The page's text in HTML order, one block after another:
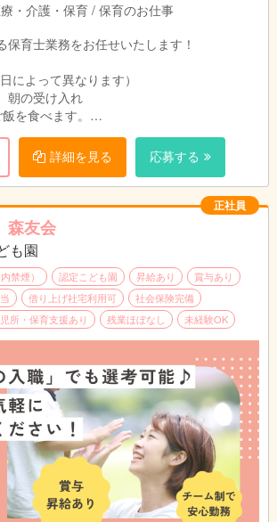
年生大学卒：月給261,710円
年制短大・専門卒：月給255,710円
与詳細：
本給：167,391円～172,791円
遇改善Ⅰ手当：47,697円～47,697円
遇改善Ⅱ手当：5,039円～5,039円
分市加算手当：998円
定残業代15時間分：25,586円～26,186円
定残業代は時間外労働の有無にかかわらず、
間分を支給。超過分は追加支給
記手当に関しては国、行政の事業により変更
場合あり
支給
役職手当：10,500円～31,000円（主任・副主
、フロアリーダー）
勤手当：公共交通機関利用:定期代 自家用
上限16,500円
こども手当：1.2人目は毎月7,500円。3人目以
毎月15,000円（支給条件あり）
家賃手当(借上げ社宅制度適用対象外の場合)上
20,000円
＿＿＿＿＿＿＿＿＿＿＿＿＿＿＿＿＿
ト例：
6:45～15:45
～17:00
9:00～18:00
～19:00
～20:00
曜日出勤：月に2~3度程度
・介護・保育 / 保育のお仕事
保育士業務をお任せいたします！
によって異なります）
朝の受け入れ
を食べます。
膳
渡し
付き）
務OK!（制服等はございません。）
（法人の定める業務）
詳細を見る 応募する
正社員
友会
も園
禁煙） 認定こども園 昇給あり
賞与あり
借り上げ社宅利用可
社会保険完備
所・保育支援あり 残業ほぼなし 未経験OK